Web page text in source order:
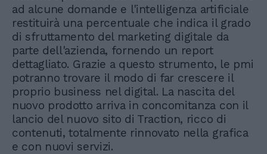
ad alcune domande e l'intelligenza artificiale
restituirà una percentuale che indica il grado
di sfruttamento del marketing digitale da
parte dell'azienda, fornendo un report
dettagliato. Grazie a questo strumento, le pmi
potranno trovare il modo di far crescere il
proprio business nel digital. La nascita del
nuovo prodotto arriva in concomitanza con il
lancio del nuovo sito di Traction, ricco di
contenuti, totalmente rinnovato nella grafica
e con nuovi servizi.